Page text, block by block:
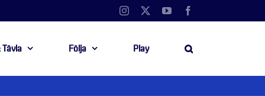
Instagram YouTube
Tävla Följa Play